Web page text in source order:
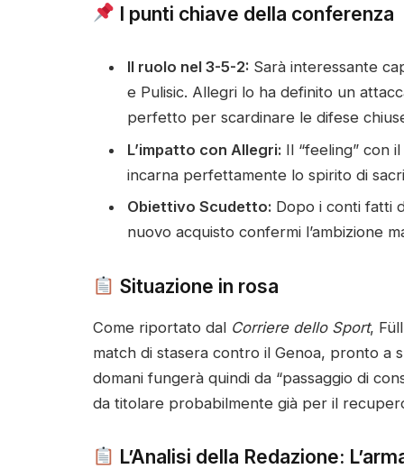
I punti chiave della conferenza
Il ruolo nel 3-5-2: Sarà interessante
e Pulisic. Allegri lo ha definito un
perfetto per scardinare le difese
L’impatto con Allegri: Il “feeling” con
incarna perfettamente lo spirito di
Obiettivo Scudetto: Dopo i conti fatti
nuovo acquisto confermi l’ambizione
Situazione in rosa
Come riportato dal Corriere dello Sport,
match di stasera contro il Genoa, pronto a
domani fungerà quindi da “passaggio di
da titolare probabilmente già per il
L’Analisi della Redazione: